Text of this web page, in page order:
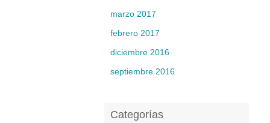
marzo 2017
febrero 2017
diciembre 2016
septiembre 2016
Categorías